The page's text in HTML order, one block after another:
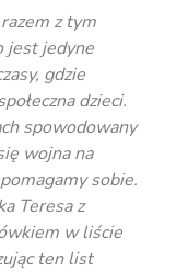
z tym
jest jedyne
gdzie
dzieci.
spowodowany
wojna na
sobie.
Teresa z
w liście
ten list